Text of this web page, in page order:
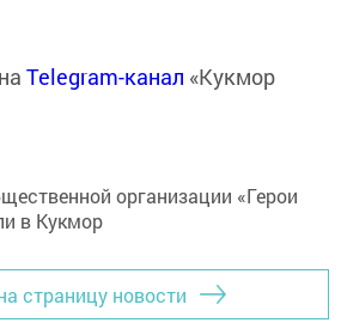
Telegram-канал «Кукмор
страницу новости